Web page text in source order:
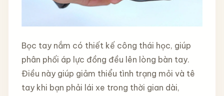
Bọc tay nắm có thiết kế công thái học, giúp
phân phối áp lực đồng đều lên lòng bàn tay.
Điều này giúp giảm thiểu tình trạng mỏi và tê
tay khi bạn phải lái xe trong thời gian dài,